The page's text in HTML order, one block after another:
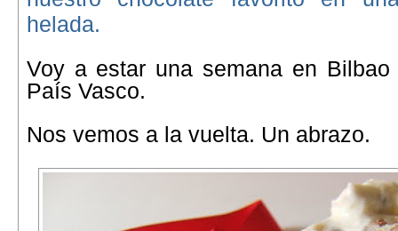
helada.
Voy a estar una semana en
País Vasco.
Nos vemos a la vuelta. Un abrazo.